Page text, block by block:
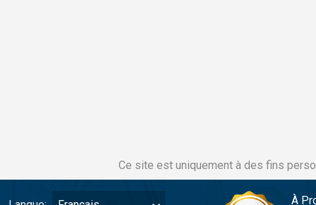
Ce site est uniquement à des fins
À